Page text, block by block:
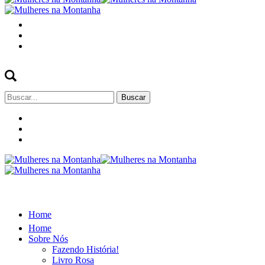
Buscar
por:
Home
Home
Sobre Nós
Fazendo História!
Livro Rosa